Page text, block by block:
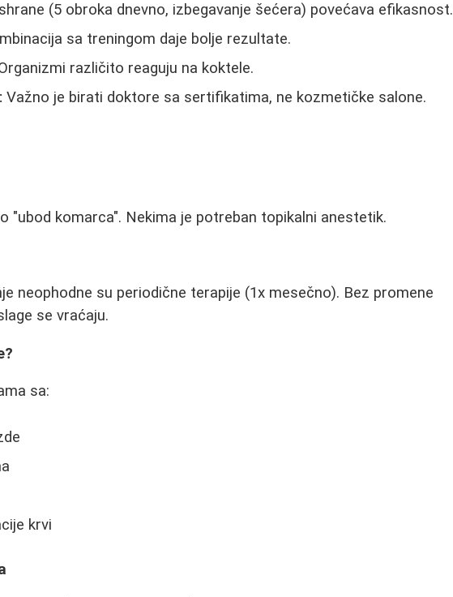
(5 obroka dnevno, izbegavanje šećera) povećava efikasnost.
sa treningom daje bolje rezultate.
različito reaguju na koktele.
Važno je birati doktore sa sertifikatima, ne kozmetičke salone.
"ubod komarca". Nekima je potreban topikalni anestetik.
neophodne su periodične terapije (1x mesečno). Bez promene
se vraćaju.
sa:
krvi